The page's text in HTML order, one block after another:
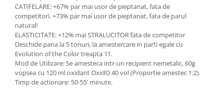
CATIFELARE: +67% par mai usor de pieptanat, fata de
competitori. +73% par mai usor de pieptanat, fata de parul
natural!
ELASTICITATE: +12% mai STRALUCITOR fata de competitor
Deschide pana la 5 tonuri, la amestercare in parti egale cu
Evolution of the Color treapta 11.
Mod de Utilizare: Se amesteca intr-un recipient nemetalic, 60g
vopsea cu 120 ml oxidant OxidO 40 vol (Proportie amestec 1:2).
Timp de actionare: 50-55' minute.